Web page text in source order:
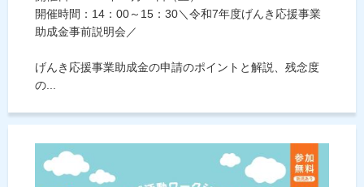
開催時間：14：00～15：30＼令和7年度げんき応援事業
助成金事前説明会／
げんき応援事業助成金の申請のポイントと解説、残念度
の...